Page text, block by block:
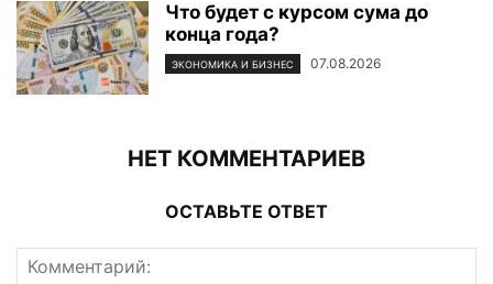
Что будет с курсом сума до
конца года?
ЭКОНОМИКА И БИЗНЕС 07.08.2026
НЕТ КОММЕНТАРИЕВ
ОСТАВЬТЕ ОТВЕТ